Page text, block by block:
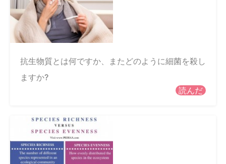
抗生物質とは何ですか、またどのように細菌を殺し
ますか?
読んだ